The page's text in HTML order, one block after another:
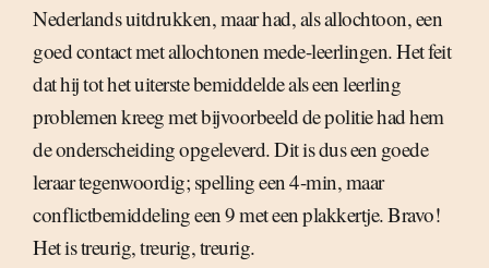
Nederlands uitdrukken, maar had, als allochtoon, een
goed contact met allochtonen mede-leerlingen. Het feit
dat hij tot het uiterste bemiddelde als een leerling
problemen kreeg met bijvoorbeeld de politie had hem
de onderscheiding opgeleverd. Dit is dus een goede
leraar tegenwoordig; spelling een 4-min, maar
conflictbemiddeling een 9 met een plakkertje. Bravo!
Het is treurig, treurig, treurig.